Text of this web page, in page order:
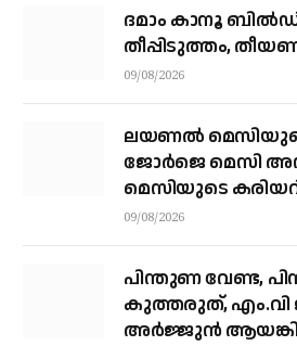
ദമാം കാനൂ
തീപ്പിടുത്തം,
09/08/2026
ലയണൽ
ജോർജെ മെസി
മെസിയുടെ
ശക്തി
09/08/2026
പിന്തുണ വേണ്ട,
കുത്തരുത്, എം.വി
അർജ്ജുൻ ആയങ്കി